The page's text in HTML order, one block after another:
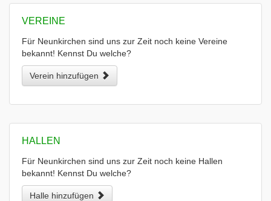
VEREINE
Für Neunkirchen sind uns zur Zeit noch keine Vereine
bekannt! Kennst Du welche?
Verein hinzufügen
HALLEN
Für Neunkirchen sind uns zur Zeit noch keine Hallen
bekannt! Kennst Du welche?
Halle hinzufügen